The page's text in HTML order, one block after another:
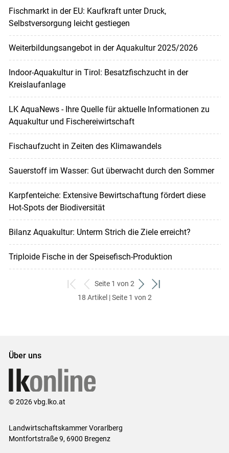
Fischmarkt in der EU: Kaufkraft unter Druck,
Selbstversorgung leicht gestiegen
Weiterbildungsangebot in der Aquakultur 2025/2026
Indoor-Aquakultur in Tirol: Besatzfischzucht in der
Kreislaufanlage
LK AquaNews - Ihre Quelle für aktuelle Informationen zu
Aquakultur und Fischereiwirtschaft
Fischaufzucht in Zeiten des Klimawandels
Sauerstoff im Wasser: Gut überwacht durch den Sommer
Karpfenteiche: Extensive Bewirtschaftung fördert diese
Hot-Spots der Biodiversität
Bilanz Aquakultur: Unterm Strich die Ziele erreicht?
Triploide Fische in der ­Speisefisch-Produktion
zum
ersten
zurück
zum
Seite 1 von 2
weiter
zum
zum
18 Artikel | Seite 1 von 2
Über uns
© 2026 vbg.lko.at
Landwirtschaftskammer Vorarlberg
Montfortstraße 9, 6900 Bregenz